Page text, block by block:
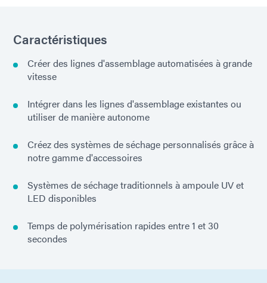
Caractéristiques
Créer des lignes d'assemblage automatisées à grande
vitesse
Intégrer dans les lignes d'assemblage existantes ou
utiliser de manière autonome
Créez des systèmes de séchage personnalisés grâce à
notre gamme d'accessoires
Systèmes de séchage traditionnels à ampoule UV et
LED disponibles
Temps de polymérisation rapides entre 1 et 30
secondes